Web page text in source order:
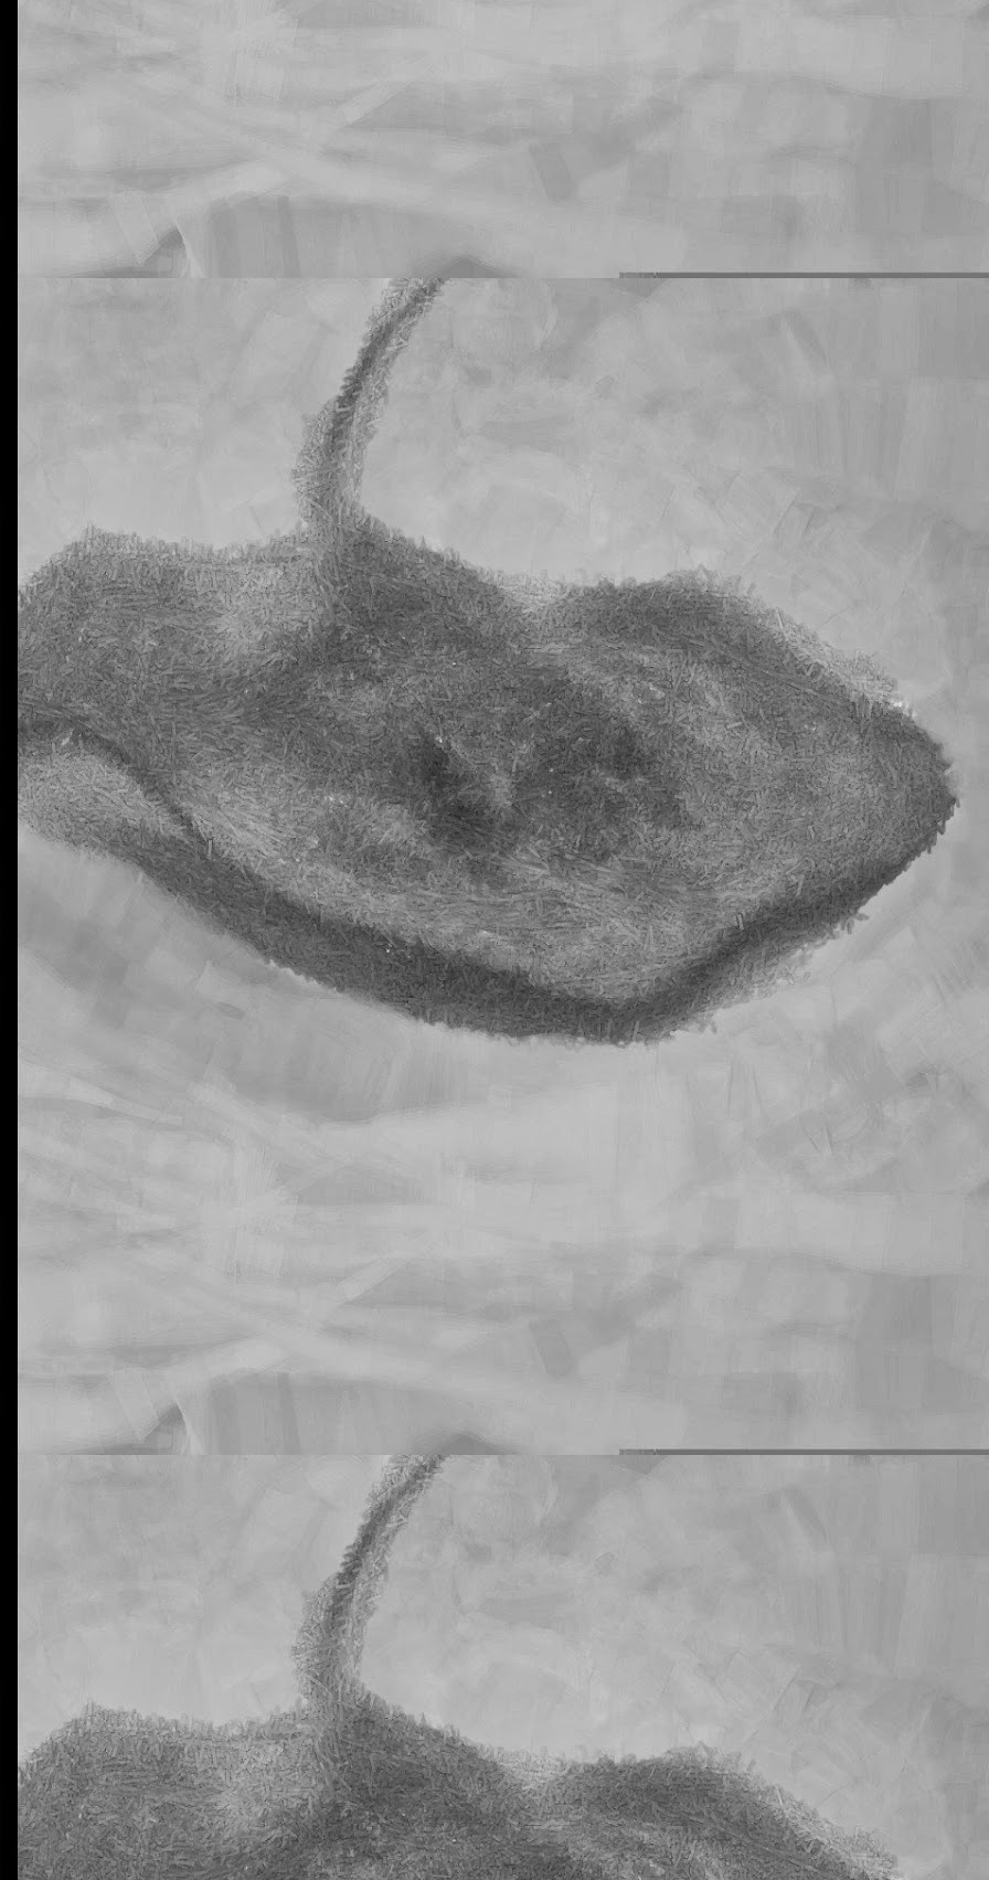
La otra tutoría de Javier
Añadir un comentario
Natural Science 5 - Unit 2 Vocabulary
La otra tutoría de Javier
de las tareas de Natural Science en 5º
de que vuestros hijos están siendo muy inconsistentes con los deberes que les mando
Science. He hablado de este tema con la tutora y me dice que no es un problema que yo
supongo que ya habréis recibido advertencias de este tipo antes.
mí me preocupa es que en estas dos clases tengo a 20 y 18 alumnos que han dejado de
menos una vez. En ciertos casos, los días en los que han venido con sus deberes en blanco
¡Y estamos todavía en pleno octubre! No quiero ni imaginarme a cuánto llegará la cuenta
ni estoy dispuesto a aceptar que esta situación se prolongue en el tiempo. Y quiero creer
que advertir muy seriamente sobre las nefastas consecuencias que sobre la calificación
les he advertido (otra vez) que la dificultad de esta segunda unidad es muy superior a
pues, para no traer los deberes hechos.
de vuestros hijos, donde deberían aparecer reflejados los días exactos en los que han
deberes sin hacer. Me temo que alguno se va a sorprender. Y mucho.
Publicado23rd October 2018porLa otra tutoría de Javier